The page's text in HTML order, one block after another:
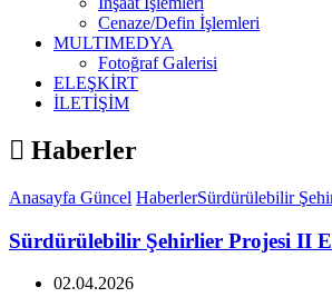
Cenaze/Defin İşlemleri
MULTIMEDYA
Fotoğraf Galerisi
ELEŞKİRT
İLETİŞİM
Haberler
Anasayfa Güncel HaberlerSürdürülebilir
Sürdürülebilir Şehirlier Projesi II
02.04.2026